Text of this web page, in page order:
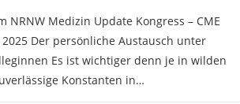
NRNW Medizin Update Kongress – CME
Der persönliche Austausch unter
Es ist wichtiger denn je in wilden
Konstanten in…